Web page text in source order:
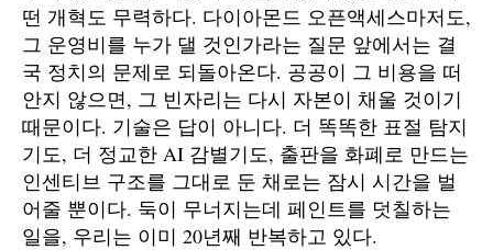
떤 개혁도 무력하다. 다이아몬드 오픈액세스마저도,
그 운영비를 누가 댈 것인가라는 질문 앞에서는 결
국 정치의 문제로 되돌아온다. 공공이 그 비용을 떠
안지 않으면, 그 빈자리는 다시 자본이 채울 것이기
때문이다. 기술은 답이 아니다. 더 똑똑한 표절 탐지
기도, 더 정교한 AI 감별기도, 출판을 화폐로 만드는
인센티브 구조를 그대로 둔 채로는 잠시 시간을 벌
어줄 뿐이다. 둑이 무너지는데 페인트를 덧칠하는
일을, 우리는 이미 20년째 반복하고 있다.